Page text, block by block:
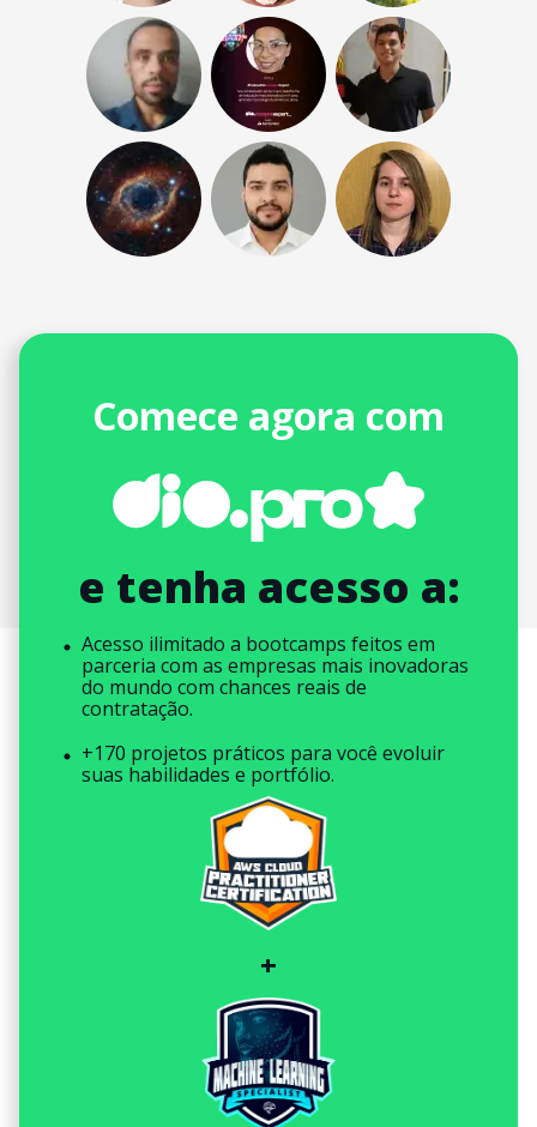
Comece agora com
e tenha acesso a:
Acesso ilimitado a bootcamps feitos em
parceria com as empresas mais inovadoras
do mundo com chances reais de
contratação.
+170 projetos práticos para você evoluir
suas habilidades e portfólio.
+